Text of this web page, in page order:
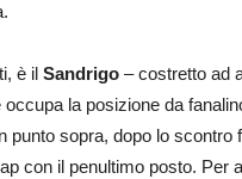
è il Sandrigo – costretto ad
la posizione da
punto sopra, dopo lo scontro
con il penultimo posto. Per